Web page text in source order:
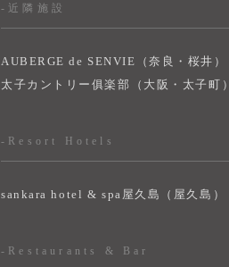
-近隣施設
AUBERGE de SENVIE（奈良・桜井）
太子カントリー俱楽部（大阪・太子町
-Resort Hotels
sankara hotel & spa屋久島（屋久島）
-Restaurants & Bar